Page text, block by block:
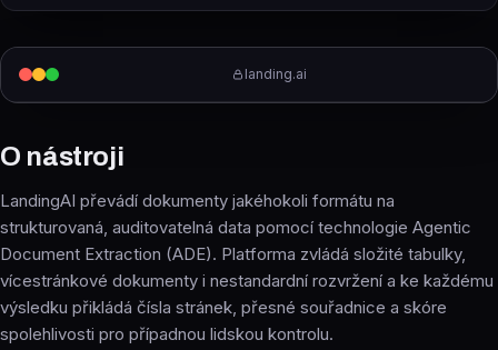
landing.ai
O nástroji
LandingAI převádí dokumenty jakéhokoli formátu na
strukturovaná, auditovatelná data pomocí technologie Agentic
Document Extraction (ADE). Platforma zvládá složité tabulky,
vícestránkové dokumenty i nestandardní rozvržení a ke každému
výsledku přikládá čísla stránek, přesné souřadnice a skóre
spolehlivosti pro případnou lidskou kontrolu.